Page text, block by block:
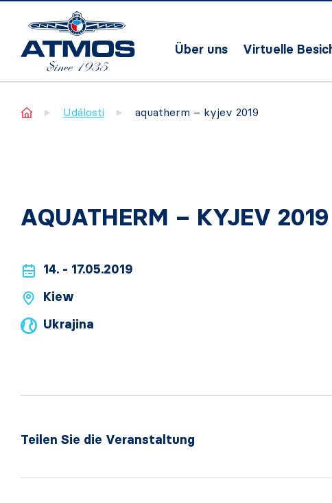
Über uns Virtuelle
Home Události aquatherm – kyjev 2019
AQUATHERM – KYJEV 2019
14. - 17.05.2019
Kiew
Ukrajina
Teilen Sie die Veranstaltung